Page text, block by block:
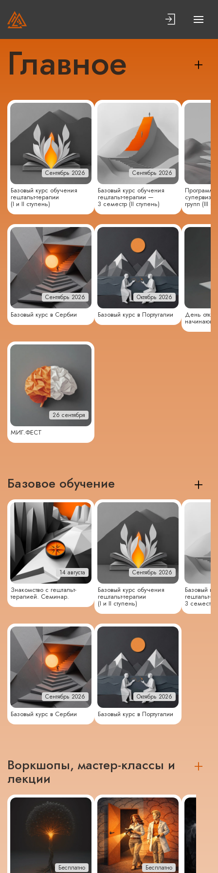
Главное
Сентябрь 2026
Базовый курс обучения
гештальт-терапии
(I и II ступень)
Сентябрь 2026
Базовый курс обучения
гештальт-терапии —
3 семестр (II ступень)
Программа
групп (III
Сентябрь 2026
Базовый курс в Сербии
Октябрь 2026
Базовый курс в Португалии День
26 сентября
МИГ.ФЕСТ
Базовое обучение
14 августа
Знакомство с гештальт-
терапией. Семинар.
Сентябрь 2026
Базовый курс обучения
гештальт-терапии
(I и II ступень)
Базовый
гештальт-
3 семестр
Сентябрь 2026
Базовый курс в Сербии
Октябрь 2026
Базовый курс в Португалии
Воркшопы, мастер-классы и
лекции
Бесплатно Бесплатно